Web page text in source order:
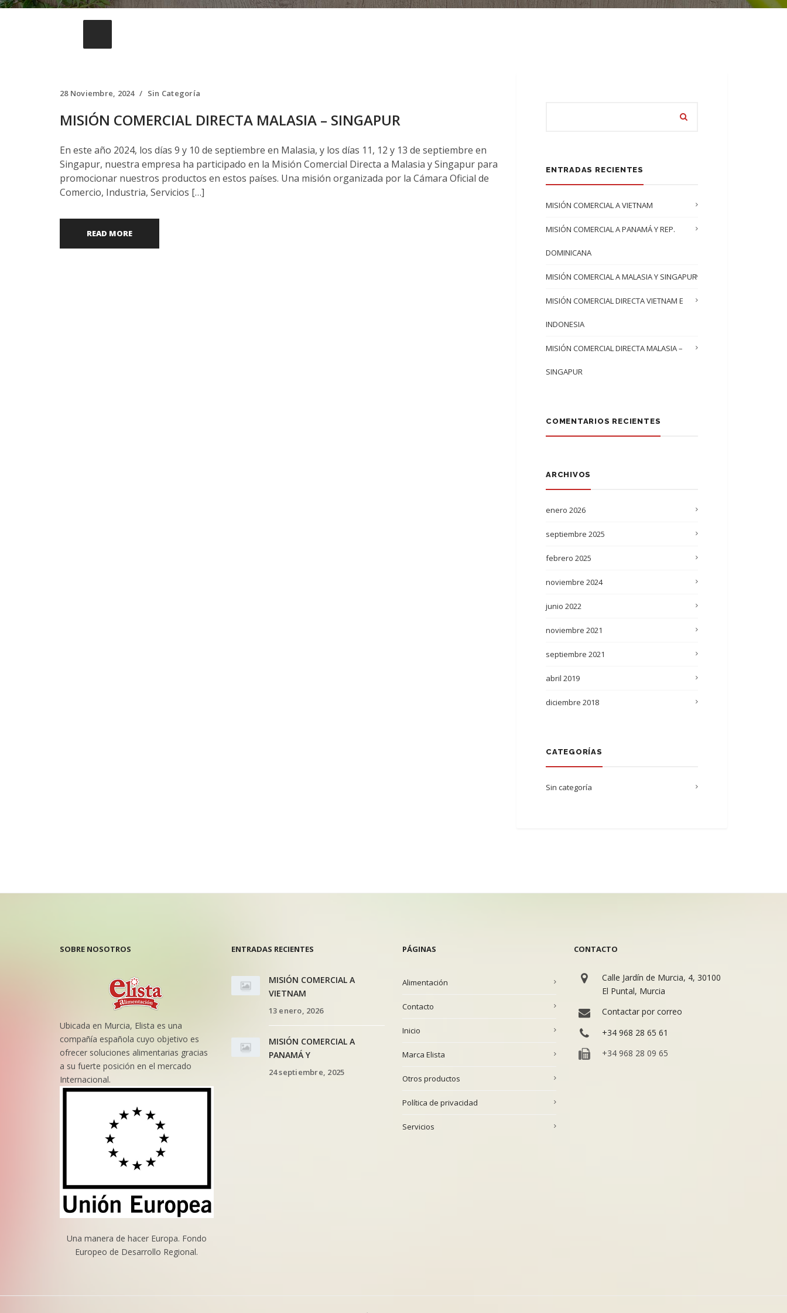
28 Noviembre, 2024 Sin Categoría
MISIÓN COMERCIAL DIRECTA MALASIA – SINGAPUR
En este año 2024, los días 9 y 10 de septiembre en Malasia, y los días 11, 12 y 13 de septiembre en
Singapur, nuestra empresa ha participado en la Misión Comercial Directa a Malasia y Singapur para
promocionar nuestros productos en estos países. Una misión organizada por la Cámara Oficial de
Comercio, Industria, Servicios […]
READ MORE
ENTRADAS RECIENTES
MISIÓN COMERCIAL A VIETNAM
MISIÓN COMERCIAL A PANAMÁ Y REP.
DOMINICANA
MISIÓN COMERCIAL A MALASIA Y SINGAPUR
MISIÓN COMERCIAL DIRECTA VIETNAM E
INDONESIA
MISIÓN COMERCIAL DIRECTA MALASIA –
SINGAPUR
COMENTARIOS RECIENTES
ARCHIVOS
enero 2026
septiembre 2025
febrero 2025
noviembre 2024
junio 2022
noviembre 2021
septiembre 2021
abril 2019
diciembre 2018
CATEGORÍAS
Sin categoría
SOBRE NOSOTROS
Ubicada en Murcia, Elista es una
compañía española cuyo objetivo es
ofrecer soluciones alimentarias gracias
a su fuerte posición en el mercado
Internacional.
Una manera de hacer Europa. Fondo
Europeo de Desarrollo Regional.
ENTRADAS RECIENTES
MISIÓN COMERCIAL A
VIETNAM
13 enero, 2026
MISIÓN COMERCIAL A
PANAMÁ Y
24 septiembre, 2025
PÁGINAS
Alimentación
Contacto
Inicio
Marca Elista
Otros productos
Política de privacidad
Servicios
CONTACTO
Calle Jardín de Murcia, 4, 30100
El Puntal, Murcia
Contactar por correo
+34 968 28 65 61
+34 968 28 09 65